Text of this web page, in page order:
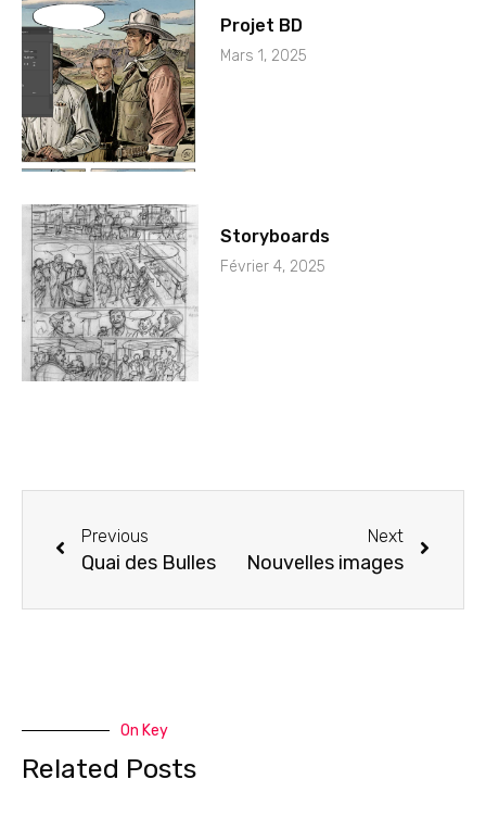
Projet BD
Mars 1, 2025
Storyboards
Février 4, 2025
Previous
Quai des Bulles
Next
Nouvelles images
On Key
Related Posts